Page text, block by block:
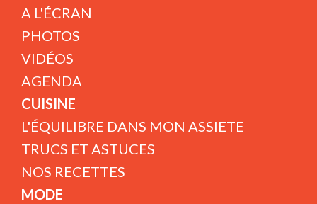
A L'ÉCRAN
PHOTOS
VIDÉOS
AGENDA
CUISINE
L'ÉQUILIBRE DANS MON ASSIETE
TRUCS ET ASTUCES
NOS RECETTES
MODE